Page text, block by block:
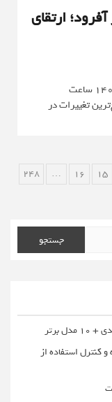
ارتقای
ارسال شده توسط: پوریا هاشم پور 01 خرداد 1405 ساعت
تغییرات در
15
16
…
248
برتر
کنترل استفاده از